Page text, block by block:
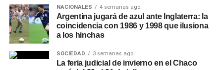
NACIONALES 4 semanas ago
Argentina jugará de azul ante Inglaterra: la
coincidencia con 1986 y 1998 que ilusiona
a los hinchas
SOCIEDAD 3 semanas ago
La feria judicial de invierno en el Chaco